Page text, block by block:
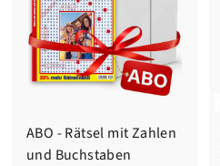
ABO - Rätsel mit Zahlen
und Buchstaben